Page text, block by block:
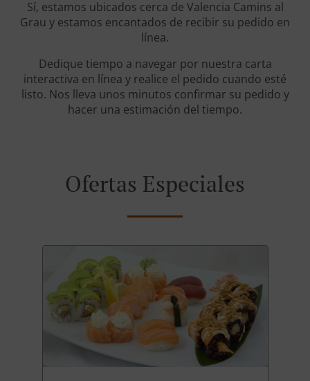
Sí, estamos ubicados cerca de Valencia Camins al
Grau y estamos encantados de recibir su pedido en
línea.
Dedique tiempo a navegar por nuestra carta
interactiva en línea y realice el pedido cuando esté
listo. Nos lleva unos minutos confirmar su pedido y
hacer una estimación del tiempo.
Ofertas Especiales